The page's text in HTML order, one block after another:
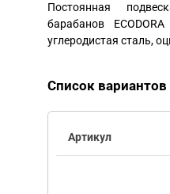
Постоянная
барабанов
углеродистая сталь,
Список вариантов